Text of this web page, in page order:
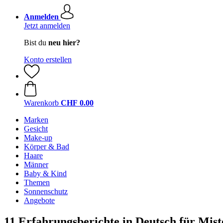
Anmelden
Jetzt anmelden
Bist du neu hier?
Konto erstellen
Warenkorb CHF 0.00
Marken
Gesicht
Make-up
Körper & Bad
Haare
Männer
Baby & Kind
Themen
Sonnenschutz
Angebote